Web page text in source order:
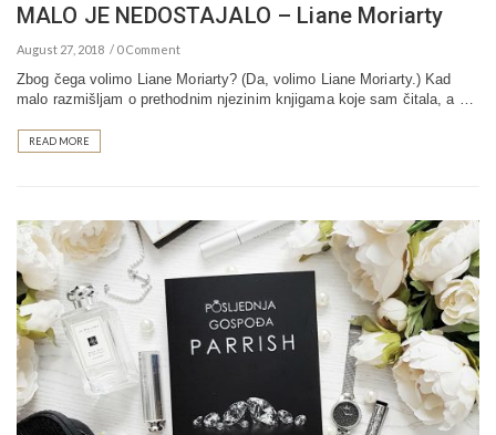
MALO JE NEDOSTAJALO – Liane Moriarty
August 27, 2018 0 Comment
Zbog čega volimo Liane Moriarty? (Da, volimo Liane Moriarty.) Kad
malo razmišljam o prethodnim njezinim knjigama koje sam čitala, a …
READ MORE